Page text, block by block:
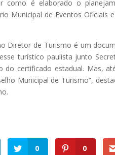
como é elaborado o
Municipal de Eventos Oficiais
Diretor de Turismo é um
turístico paulista junto
do certificado estadual. Mas,
Municipal de Turismo”,
0 0